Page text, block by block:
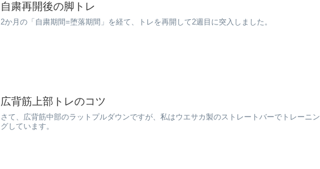
自粛再開後の脚トレ
2か月の「自粛期間=堕落期間」を経て、トレを再開して2週目に突入しました。
広背筋上部トレのコツ
さて、広背筋中部のラットプルダウンですが、私はウエサカ製のストレートバーでトレーニン
グしています。